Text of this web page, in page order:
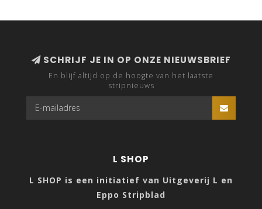
SCHRIJF JE IN OP ONZE NIEUWSBRIEF
En blijf altijd op de hoogte van het laatste
stripnieuws
L SHOP
L SHOP is een initiatief van Uitgeverij L en
Eppo Stripblad